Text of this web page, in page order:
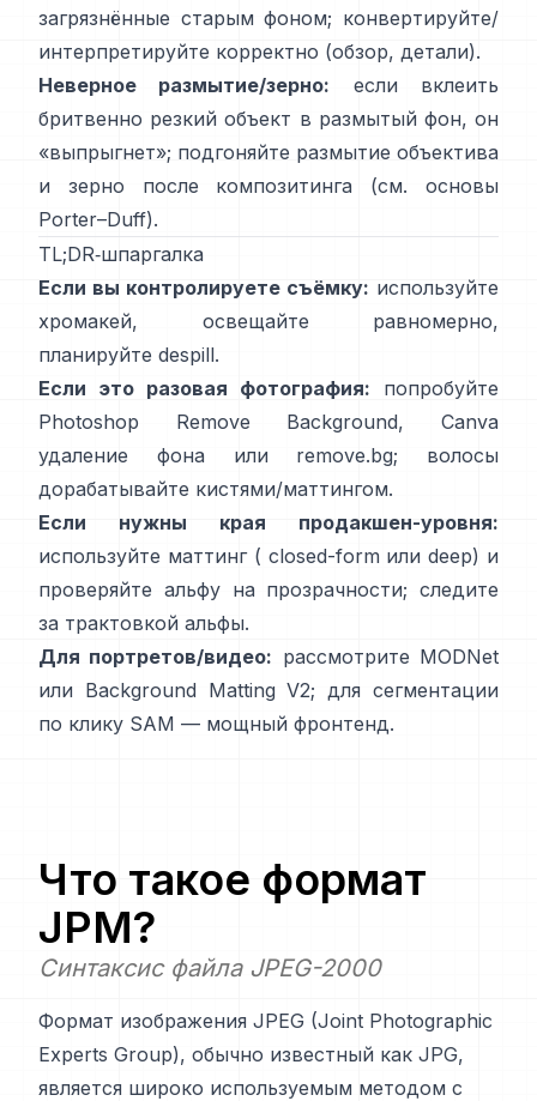
загрязнённые старым фоном; конвертируйте/
интерпретируйте корректно (обзор, детали).
Неверное размытие/зерно: если вклеить
бритвенно резкий объект в размытый фон, он
«выпрыгнет»; подгоняйте размытие объектива
и зерно после композитинга (см.
основы
Porter–Duff).
TL;DR‑шпаргалка
Если вы контролируете съёмку: используйте
хромакей, освещайте равномерно,
планируйте despill.
Если это разовая фотография: попробуйте
Photoshop Remove Background, Canva
удаление фона или remove.bg; волосы
дорабатывайте кистями/маттингом.
Если нужны края продакшен-уровня:
используйте маттинг ( closed-form или deep) и
проверяйте альфу на прозрачности; следите
за трактовкой альфы.
Для портретов/видео: рассмотрите MODNet
или Background Matting V2; для сегментации
по клику SAM — мощный фронтенд.
Что такое формат
JPM?
Синтаксис файла JPEG-2000
Формат изображения JPEG (Joint Photographic
Experts Group), обычно известный как JPG,
является широко используемым методом с